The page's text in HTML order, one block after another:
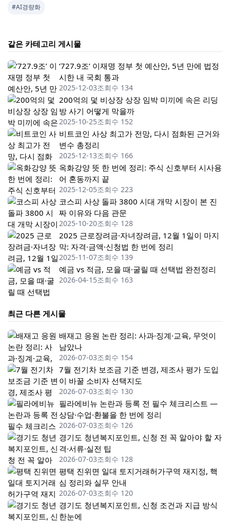
#AI경량화
같은 카테고리 게시물
‘727.9조’ 이재명 정부 첫 예산안, 5년 만에 법정
시한 내 국회 통과
2025-12-03조회수 134
200억의 덫 비상장 상장 임박 미끼에 속은 리딩
방 사기 어떻게 막을까
2025-10-25조회수 152
비트코인 사상 최고가 전망, 다시 점화된 근거와
변수 총정리
2025-12-13조회수 166
옥화강양 뜻 한 번에 정리: 주식 신호부터 시사용
어 혼동까지 끝
2025-12-05조회수 223
코스피 사상 돌파 3800 시대 개막 시장이 본 진
짜 이유와 다음 관문
2025-10-20조회수 128
2025 근로장려금·자녀장려금, 12월 1일이 마지
막: 자격·금액·신청법 한 번에 정리
2025-11-07조회수 139
예금 vs 적금, 모을 때·굴릴 때 선택법 완전정리
2026-04-15조회수 163
최근 다른 게시물
배재고 응원 논란 정리: 사과·징계·교육, 무엇이
남았나
2026-07-03조회수 154
7월 전기차 보조금 기준 변경, 제조사 평가 도입
이 바꿀 소비자 선택지도
2026-07-03조회수 130
필라에비뉴 논란과 등록 전 필수 체크리스트 —
상담·수업·환불을 한 번에 정리
2026-07-03조회수 126
경기도 청년복지포인트, 신청 전 꼭 알아야 할 자
격·서류·실전 팁
2026-07-03조회수 128
평택 진위면 일대 토지거래허가구역 재지정, 핵
심 정리와 실무 안내
2026-07-03조회수 120
경기도 청년복지포인트, 신청 조건과 지급 방식
한눈에